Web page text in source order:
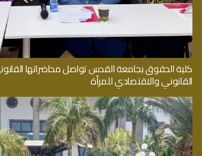
كلية الحقوق بجامعة القدس تواصل محاضراتها
القانوني والاقتصادي للمرأة